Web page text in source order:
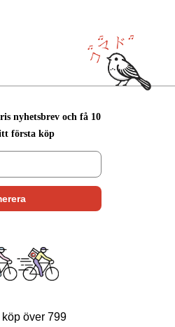
nyhetsbrev och få 10
första köp
över 799